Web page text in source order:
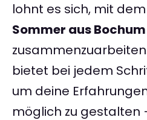
lohnt es sich, mit dem
Sommer aus Bochum
bietet bei jedem
um deine
möglich zu gestalten